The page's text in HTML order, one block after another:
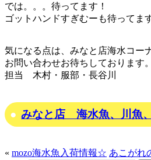
では。。。待ってます！
ゴットハンドすぎむーも待ってま
気になる点は、みなと店海水コー
お問い合わせお待ちしておりま
担当 木村・服部・長谷川
みなと店 海水魚、川魚
« mozo海水魚入荷情報☆ あこがれ